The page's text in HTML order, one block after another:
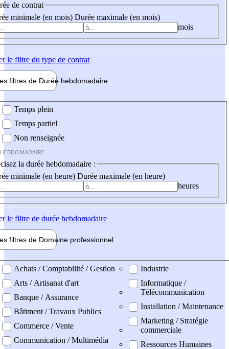
de contrat
minimale (en mois) Durée maximale (en mois)
mois
le filtre du type de contrat
filtres de Durée hebdomadaire
Temps plein
Temps partiel
Non renseignée
la durée hebdomadaire :
minimale (en heure) Durée maximale (en heure)
heures
le filtre de durée hebdomadaire
filtres de Domaine professionnel
professionel
Achats / Comptabilité / Gestion
Arts / Artisanat d'art
Banque / Assurance
Bâtiment / Travaux Publics
Commerce / Vente
Communication / Multimédia
Industrie
Informatique /
Télécommunication
Installation / Maintenance
Marketing / Stratégie
commerciale
Ressources Humaines